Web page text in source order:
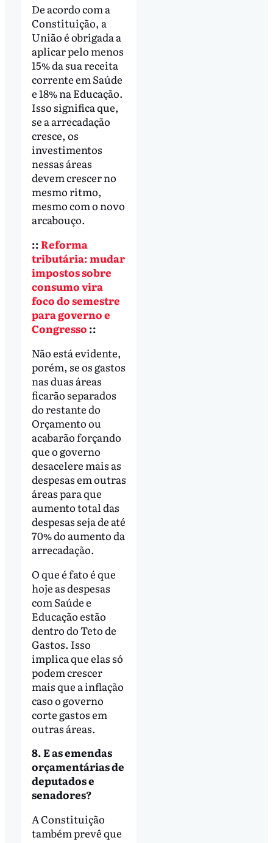
De acordo com a
Constituição, a
União é obrigada a
aplicar pelo menos
15% da sua receita
corrente em Saúde
e 18% na Educação.
Isso significa que,
se a arrecadação
cresce, os
investimentos
nessas áreas
devem crescer no
mesmo ritmo,
mesmo com o novo
arcabouço.
::Reforma
tributária: mudar
impostos sobre
consumo vira
foco do semestre
para governo e
Congresso ::
Não está evidente,
porém, se os gastos
nas duas áreas
ficarão separados
do restante do
Orçamento ou
acabarão forçando
que o governo
desacelere mais as
despesas em outras
áreas para que
aumento total das
despesas seja de até
70% do aumento da
arrecadação.
O que é fato é que
hoje as despesas
com Saúde e
Educação estão
dentro do Teto de
Gastos. Isso
implica que elas só
podem crescer
mais que a inflação
caso o governo
corte gastos em
outras áreas.
8. E as emendas
orçamentárias de
deputados e
senadores?
A Constituição
também prevê que